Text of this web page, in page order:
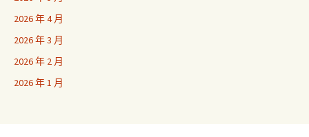
2026 年 4 月
2026 年 3 月
2026 年 2 月
2026 年 1 月